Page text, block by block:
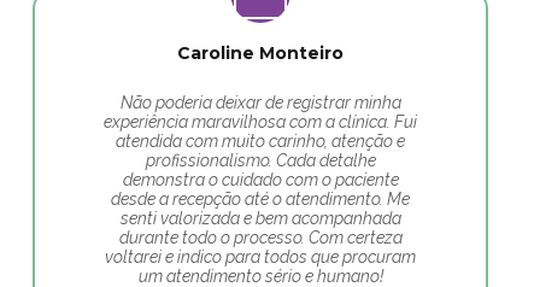
Caroline Monteiro
Não poderia deixar de registrar minha
experiência maravilhosa com a clínica. Fui
atendida com muito carinho, atenção e
profissionalismo. Cada detalhe
demonstra o cuidado com o paciente
desde a recepção até o atendimento. Me
senti valorizada e bem acompanhada
durante todo o processo. Com certeza
voltarei e indico para todos que procuram
um atendimento sério e humano!